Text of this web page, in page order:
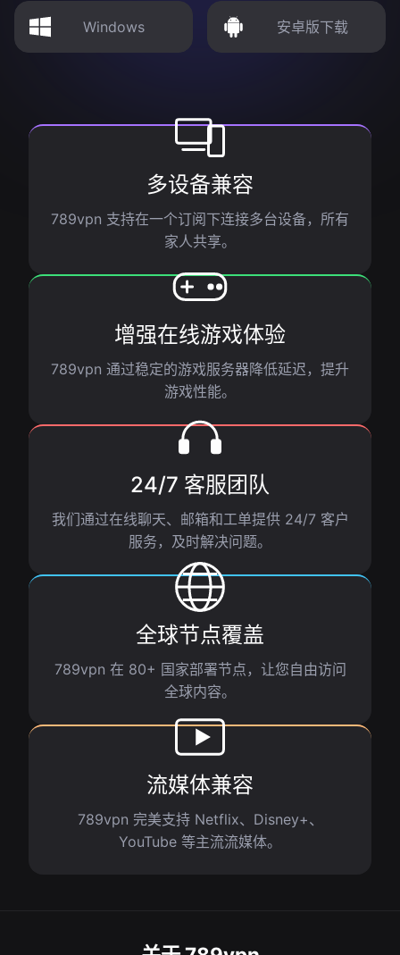
Windows 安卓版下载
多设备兼容
789vpn 支持在一个订阅下连接多台设备，所有
家人共享。
增强在线游戏体验
789vpn 通过稳定的游戏服务器降低延迟，提升
游戏性能。
24/7 客服团队
我们通过在线聊天、邮箱和工单提供 24/7 客户
服务，及时解决问题。
全球节点覆盖
789vpn 在 80+ 国家部署节点，让您自由访问
全球内容。
流媒体兼容
789vpn 完美支持 Netflix、Disney+、
YouTube 等主流流媒体。